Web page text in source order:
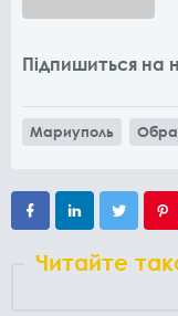
Підпишиться на
Мариуполь
Читайте